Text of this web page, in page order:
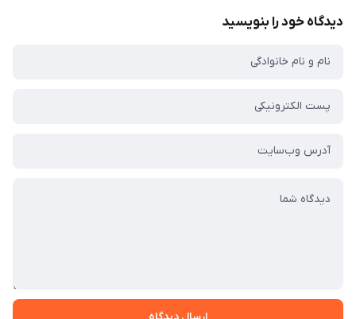
دیدگاه خود را بنویسید